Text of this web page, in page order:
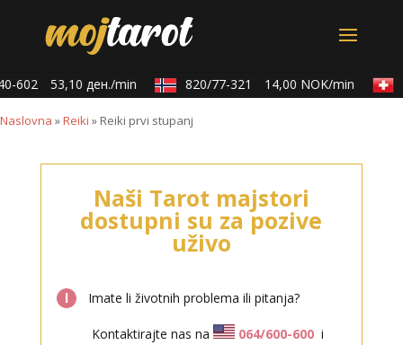
602 53,10 ден./min 820/77-321 14,00 NOK/min
Naslovna »Reiki » Reiki prvi stupanj
Naši Tarot majstori
dostupni su za pozive
uživo
l Imate li životnih problema ili pitanja?
Kontaktirajte nas na 064/600-600 i